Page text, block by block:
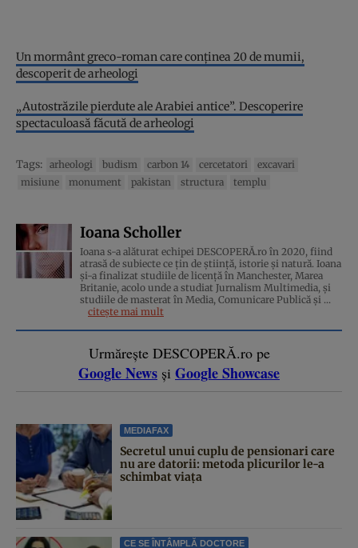
Un mormânt greco-roman care conținea 20 de mumii,
descoperit de arheologi
„Autostrăzile pierdute ale Arabiei antice”. Descoperire
spectaculoasă făcută de arheologi
Tags: arheologi budism carbon 14 cercetatori
excavari
misiune
monument pakistan structura templu
Ioana Scholler
Ioana s-a alăturat echipei DESCOPERĂ.ro în 2020, fiind
atrasă de subiecte ce țin de știință, istorie și natură. Ioana
și-a finalizat studiile de licență în Manchester, Marea
Britanie, acolo unde a studiat Jurnalism Multimedia, și
studiile de masterat în Media, Comunicare Publică și ...
citește mai mult
Urmărește DESCOPERĂ.ro pe
Google News și Google Showcase
MEDIAFAX
Secretul unui cuplu de pensionari care
nu are datorii: metoda plicurilor le-a
schimbat viața
CE SE ÎNTÂMPLĂ DOCTORE